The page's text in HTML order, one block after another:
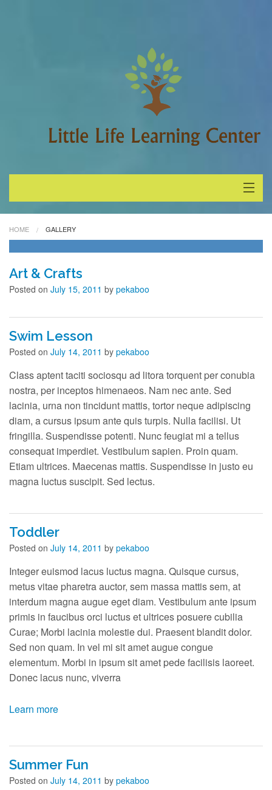
About Little Life
Contact Us
HOME GALLERY
Art & Crafts
Posted on July 15, 2011 by pekaboo
Swim Lesson
Posted on July 14, 2011 by pekaboo
Class aptent taciti sociosqu ad litora torquent per conubia
nostra, per inceptos himenaeos. Nam nec ante. Sed
lacinia, urna non tincidunt mattis, tortor neque adipiscing
diam, a cursus ipsum ante quis turpis. Nulla facilisi. Ut
fringilla. Suspendisse potenti. Nunc feugiat mi a tellus
consequat imperdiet. Vestibulum sapien. Proin quam.
Etiam ultrices. Maecenas mattis. Suspendisse in justo eu
magna luctus suscipit. Sed lectus.
Toddler
Posted on July 14, 2011 by pekaboo
Integer euismod lacus luctus magna. Quisque cursus,
metus vitae pharetra auctor, sem massa mattis sem, at
interdum magna augue eget diam. Vestibulum ante ipsum
primis in faucibus orci luctus et ultrices posuere cubilia
Curae; Morbi lacinia molestie dui. Praesent blandit dolor.
Sed non quam. In vel mi sit amet augue congue
elementum. Morbi in ipsum sit amet pede facilisis laoreet.
Donec lacus nunc, viverra
Learn more
Summer Fun
Posted on July 14, 2011 by pekaboo